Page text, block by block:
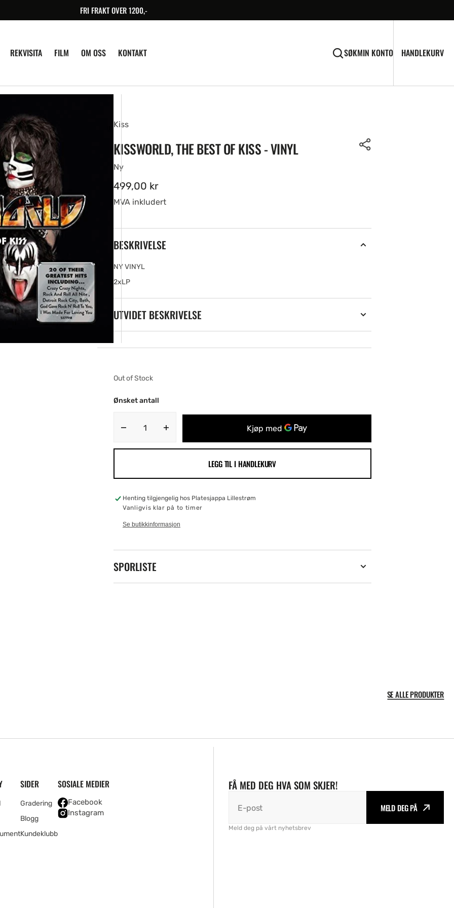
FRI FRAKT OVER 1200,-
REKVISITA FILM OM OSS KONTAKT SØKMIN KONTO HANDLEKURV0
Kiss
KISSWORLD, THE BEST OF KISS - VINYL
Ny
Ordinær
pris
499,00 kr
MVA inkludert
BESKRIVELSE
NY VINYL
2xLP
UTVIDET BESKRIVELSE
Out of Stock
Ønsket antall
Decrease
Of
Kiss
VINYL
quantity
Kissworld,
Of
Kiss
VINYL
LEGG TIL I HANDLEKURV
Henting tilgjengelig hos Platesjappa Lillestrøm
Vanligvis klar på to timer
Se butikkinformasjon
SPORLISTE
SE ALLE PRODUKTER
SIDER
Gradering
Blogg
Kundeklubb
SOSIALE MEDIER
Facebook
Instagram
FÅ MED DEG HVA SOM SKJER!
E-post MELD DEG PÅ
Meld deg på vårt nyhetsbrev